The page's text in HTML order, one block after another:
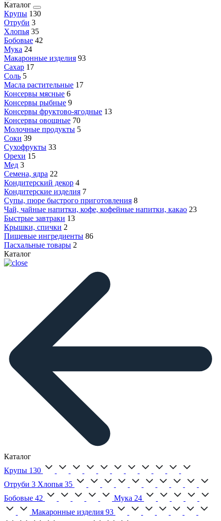
Каталог
Крупы 130
Отруби 3
Хлопья 35
Бобовые 42
Мука 24
Макаронные изделия 93
Сахар 17
Соль 5
Масла растительные 17
Консервы мясные 6
Консервы рыбные 9
Консервы фруктово-ягодные 13
Консервы овощные 70
Молочные продукты 5
Соки 39
Сухофрукты 33
Орехи 15
Мед 3
Семена, ядра 22
Кондитерский декор 4
Кондитерские изделия 7
Супы, пюре быстрого приготовления 8
Чай, чайные напитки, кофе, кофейные напитки, какао 23
Быстрые завтраки 13
Крышки, спички 2
Пищевые ингредиенты 86
Пасхальные товары 2
Каталог
Каталог
Крупы 130
Отруби 3 Хлопья 35
Бобовые 42 Мука 24
Макаронные изделия 93